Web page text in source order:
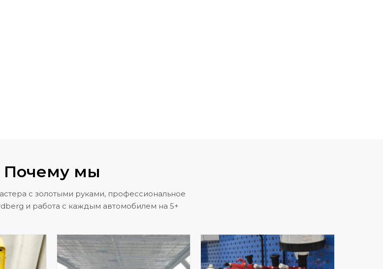
Почему мы
с золотыми руками, профессиональное
и работа с каждым автомобилем на 5+